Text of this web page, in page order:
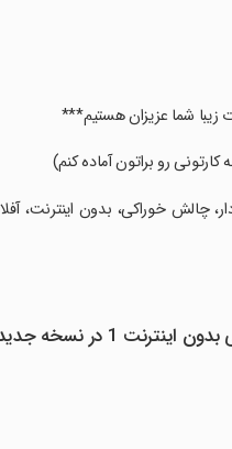
زیبا شما عزیزان هستیم***
رو براتون آماده کنم)
چالش خوراکی، بدون اینترنت،
1 در نسخه جدید